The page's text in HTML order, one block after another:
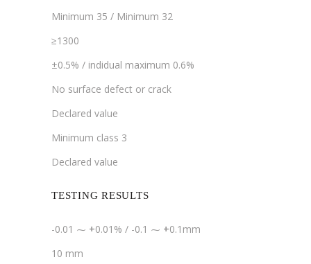
Minimum 35 / Minimum 32
≥1300
±0.5% / indidual maximum 0.6%
No surface defect or crack
Declared value
Minimum class 3
Declared value
TESTING RESULTS
-0.01 ⁓ +0.01% / -0.1 ⁓ +0.1mm
10 mm